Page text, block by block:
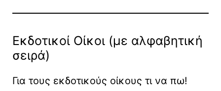
Εκδοτικοί Οίκοι (με αλφαβητική
σειρά)
Για τους εκδοτικούς οίκους τι να πω!